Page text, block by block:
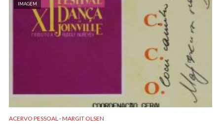
IMAGEM
ACERVO PESSOAL - MARGIT OLSEN